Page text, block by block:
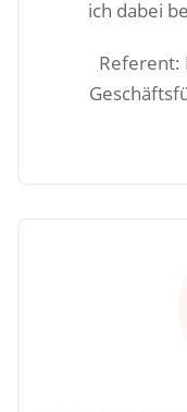
ich dabei
Referent: